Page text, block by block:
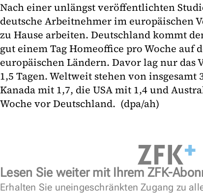
Nach einer unlängst veröffentlichten
deutsche Arbeitnehmer im europäischen
zu Hause arbeiten. Deutschland kommt
gut einem Tag Homeoffice pro Woche auf
europäischen Ländern. Davor lag nur
1,5 Tagen. Weltweit stehen von insgesamt
Kanada mit 1,7, die USA mit 1,4 und
Woche vor Deutschland. (dpa/ah)
Lesen Sie weiter mit Ihrem ZFK-
Erhalten Sie uneingeschränkten Zugang zu